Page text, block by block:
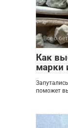
Все о
Как
марки
поможет